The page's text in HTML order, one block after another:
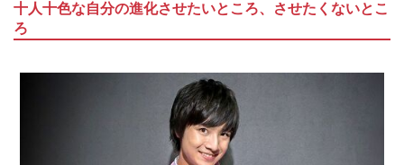
十人十色な自分の進化させたいところ、させたくないとこ
ろ